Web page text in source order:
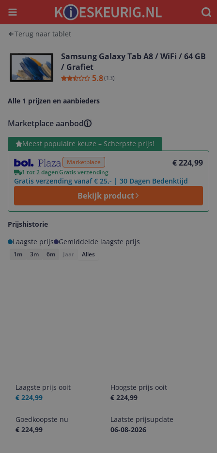
Menu
Terug naar tablet
Samsung Galaxy Tab A8 / WiFi / 64 GB
/ Grafiet
5.8(13)
Alle 1 prijzen en aanbieders
Marketplace aanbod
Meest populaire keuze – Scherpste prijs!
Marketplace € 224,99
1 tot 2 dagenGratis verzending
Gratis verzending vanaf € 25,- | 30 Dagen Bedenktijd
Bekijk product
Bekijk product
Prijshistorie
Laagste prijs
Gemiddelde laagste prijs
1m 3m 6m Jaar Alles
Laagste prijs ooit
€ 224,99
Hoogste prijs ooit
€ 224,99
Goedkoopste nu
€ 224,99
Laatste prijsupdate
06-08-2026